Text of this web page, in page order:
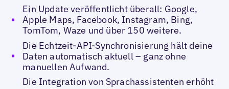
Ein Update veröffentlicht überall: Google,
Apple Maps, Facebook, Instagram, Bing,
TomTom, Waze und über 150 weitere.
Die Echtzeit-API-Synchronisierung hält deine
Daten automatisch aktuell – ganz ohne
manuellen Aufwand.
Die Integration von Sprachassistenten erhöht